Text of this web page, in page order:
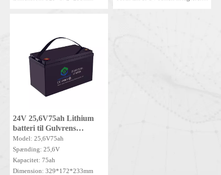
BMS for fuld
24V 25,6V75ah Lithium
batteri til Gulvrens
Fejebatteri Lithium
LiFePO4 batteri -24V75Ah
Model: 25,6V75ah
Spænding: 25,6V
Kapacitet: 75ah
Dimension: 329*172*233mm